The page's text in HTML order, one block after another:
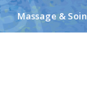
Massage & Soin